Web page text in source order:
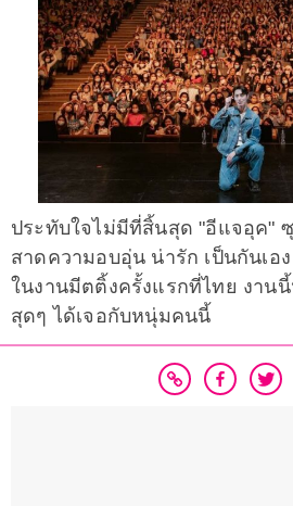
ประทับใจไม่มีที่สิ้นสุด "อีแจอุค"
สาดความอบอุ่น น่ารัก เป็นกันเอ
ในงานมีตติ้งครั้งแรกที่ไทย งาน
สุดๆ ได้เจอกับหนุ่มคนนี้